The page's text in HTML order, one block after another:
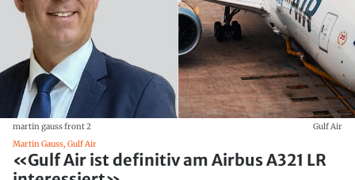
martin gauss front 2
Gulf Air
Martin Gauss, Gulf Air
«Gulf Air ist definitiv am Airbus A321 LR